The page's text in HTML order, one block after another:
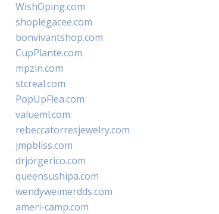
WishOping.com
shoplegacee.com
bonvivantshop.com
CupPlante.com
mpzin.com
stcreal.com
PopUpFlea.com
valueml.com
rebeccatorresjewelry.com
jmpbliss.com
drjorgerico.com
queensushipa.com
wendyweimerdds.com
ameri-camp.com